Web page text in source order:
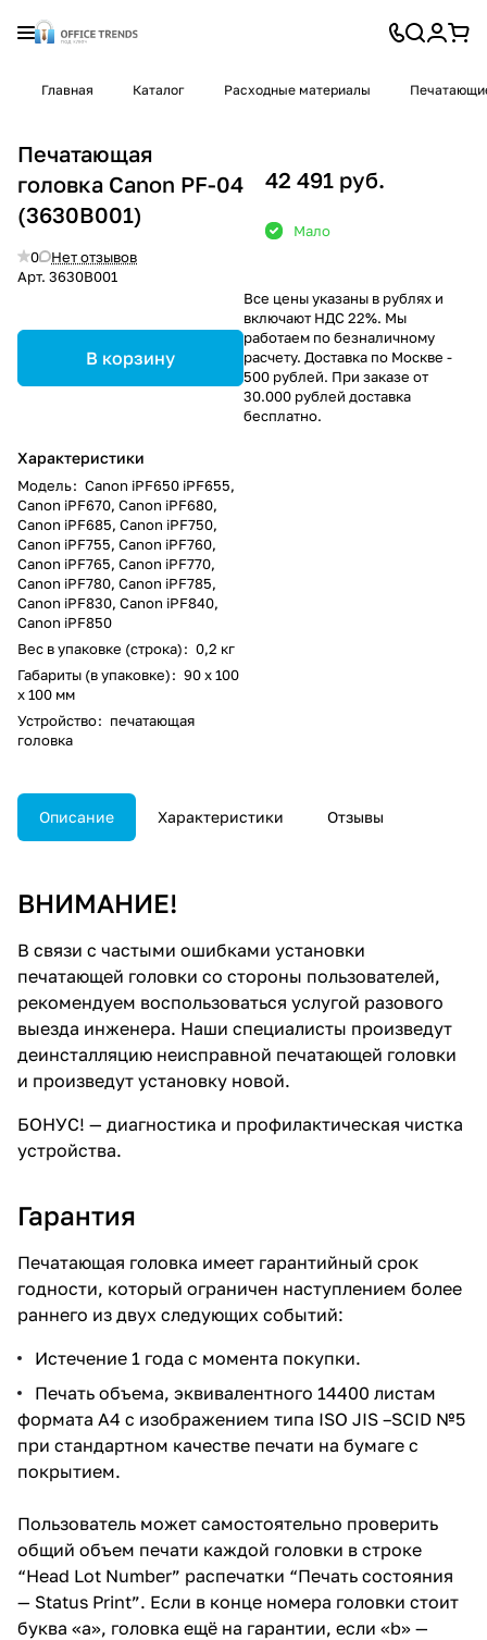
Главная Каталог Расходные материалы
Печатающая
головка Canon PF-04
(3630B001)
0
Нет отзывов
Арт. 3630B001
В корзину
Характеристики
Модель: Canon iPF650 iPF655,
Canon iPF670, Canon iPF680,
Canon iPF685, Canon iPF750,
Canon iPF755, Canon iPF760,
Canon iPF765, Canon iPF770,
Canon iPF780, Canon iPF785,
Canon iPF830, Canon iPF840,
Canon iPF850
Вес в упаковке (строка): 0,2 кг
Габариты (в упаковке): 90 x 100
x 100 мм
Устройство: печатающая
головка
42 491 руб.
Мало
Все цены указаны в рублях и
включают НДС 22%. Мы
работаем по безналичному
расчету. Доставка по Москве -
500 рублей. При заказе от
30.000 рублей доставка
бесплатно.
Описание Характеристики Отзывы
ВНИМАНИЕ!
В связи с частыми ошибками установки
печатающей головки со стороны пользователей,
рекомендуем воспользоваться услугой разового
выезда инженера. Наши специалисты произведут
деинсталляцию неисправной печатающей головки
и произведут установку новой.
БОНУС! — диагностика и профилактическая чистка
устройства.
Гарантия
Печатающая головка имеет гарантийный срок
годности, который ограничен наступлением более
раннего из двух следующих событий:
Истечение 1 года с момента покупки.
Печать объема, эквивалентного 14400 листам
формата A4 с изображением типа ISO JIS –SCID №5
при стандартном качестве печати на бумаге с
покрытием.
Пользователь может самостоятельно проверить
общий объем печати каждой головки в строке
“Head Lot Number” распечатки “Печать состояния
— Status Print”. Если в конце номера головки стоит
буква «а», головка ещё на гарантии, если «b» —